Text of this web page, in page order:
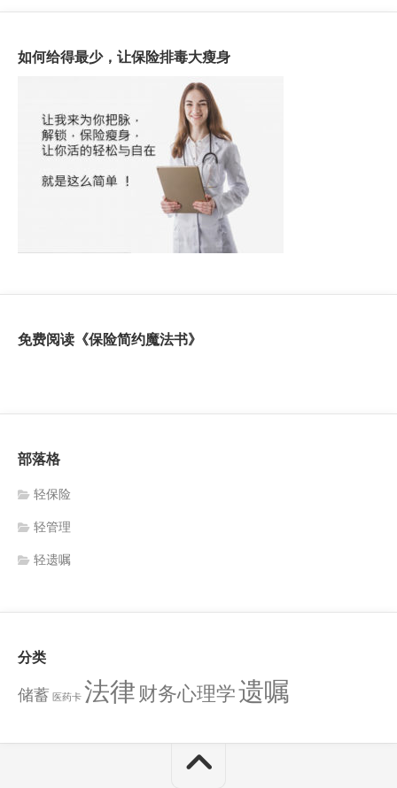
如何给得最少，让保险排毒大瘦身
免费阅读《保险简约魔法书》
部落格
轻保险
轻管理
轻遗嘱
分类
储蓄 医药卡 法律 财务心理学遗嘱